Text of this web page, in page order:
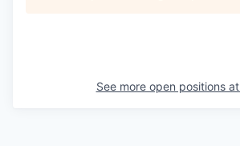
See more open positions at